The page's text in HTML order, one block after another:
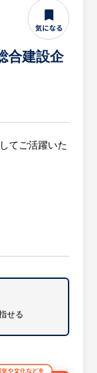
定企業です。
営と独自の高
成長が期待で
合建設企
てご活躍いた
木工事におけ
理および協力
識に基づいた
る管理部門と
せる